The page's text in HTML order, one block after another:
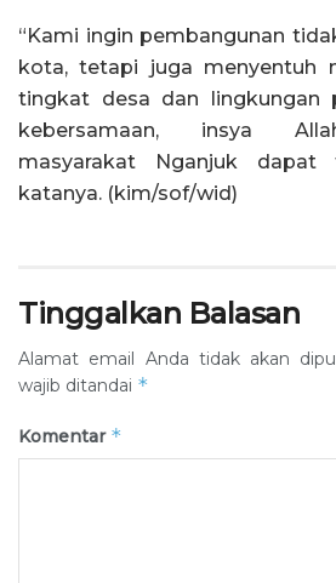
“Kami ingin pembangunan
kota, tetapi juga menyentuh
tingkat desa dan lingkungan
kebersamaan, insya
masyarakat Nganjuk dapat
katanya. (kim/sof/wid)
Tinggalkan Balasan
Alamat email Anda tidak akan
wajib ditandai *
Komentar *